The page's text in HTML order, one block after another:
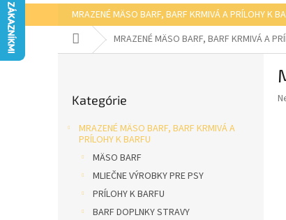
MRAZENÉ MÄSO BARF, BARF KRMIVÁ A PRÍLOHY K
DomovMRAZENÉ MÄSO BARF, BARF KRMIVÁ A
kategórie
Kategórie
MRAZENÉ MÄSO BARF, BARF KRMIVÁ A
PRÍLOHY K BARFU
MÄSO BARF
MLIEČNE VÝROBKY PRE PSY
PRÍLOHY K BARFU
BARF DOPLNKY STRAVY